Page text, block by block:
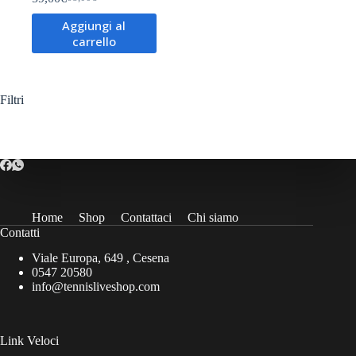
Il
prezzo
originale
era:
Il
prezzo
attuale
Aggiungi al
carrello
Filtri
Home Shop Contattaci
Chi siamo
Contatti
Viale Europa, 649 , Cesena
0547 20580
info@tennisliveshop.com
Link Veloci